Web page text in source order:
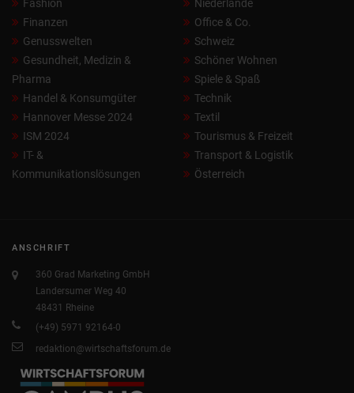
Fashion
Finanzen
Genusswelten
Gesundheit, Medizin &
Pharma
Handel & Konsumgüter
Hannover Messe 2024
ISM 2024
IT- &
Kommunikationslösungen
Niederlande
Office & Co.
Schweiz
Schöner Wohnen
Spiele & Spaß
Technik
Textil
Tourismus & Freizeit
Transport & Logistik
Österreich
ANSCHRIFT
360 Grad Marketing GmbH
Landersumer Weg 40
48431 Rheine
(+49) 5971 92164-0
redaktion@wirtschaftsforum.de